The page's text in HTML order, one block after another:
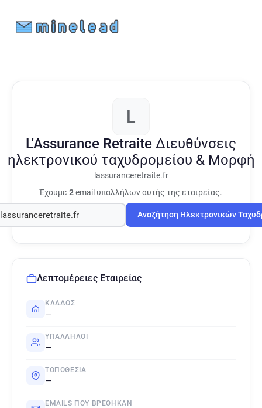
L
L'Assurance Retraite Διευθύνσεις
ηλεκτρονικού ταχυδρομείου & Μορφή
lassuranceretraite.fr
Έχουμε 2email υπαλλήλων αυτής της εταιρείας.
Αναζήτηση Ηλεκτρονικών
Λεπτομέρειες Εταιρείας
ΚΛΆΔΟΣ
—
ΥΠΆΛΛΗΛΟΙ
—
ΤΟΠΟΘΕΣΊΑ
—
EMAILS ΠΟΥ ΒΡΈΘΗΚΑΝ